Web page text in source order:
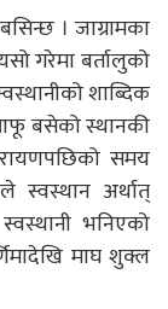
। जाग्रामका
गरेमा बर्तालुको
शाब्दिक
बसेको स्थानकी
समय
स्वस्थान अर्थात्
भनिएको
माघ शुक्ल